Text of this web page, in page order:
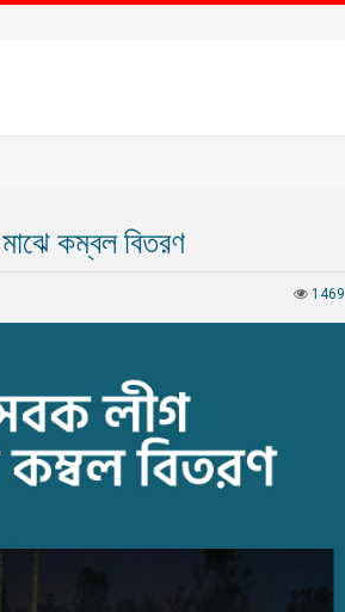
কম্বল বিতরণ
1469